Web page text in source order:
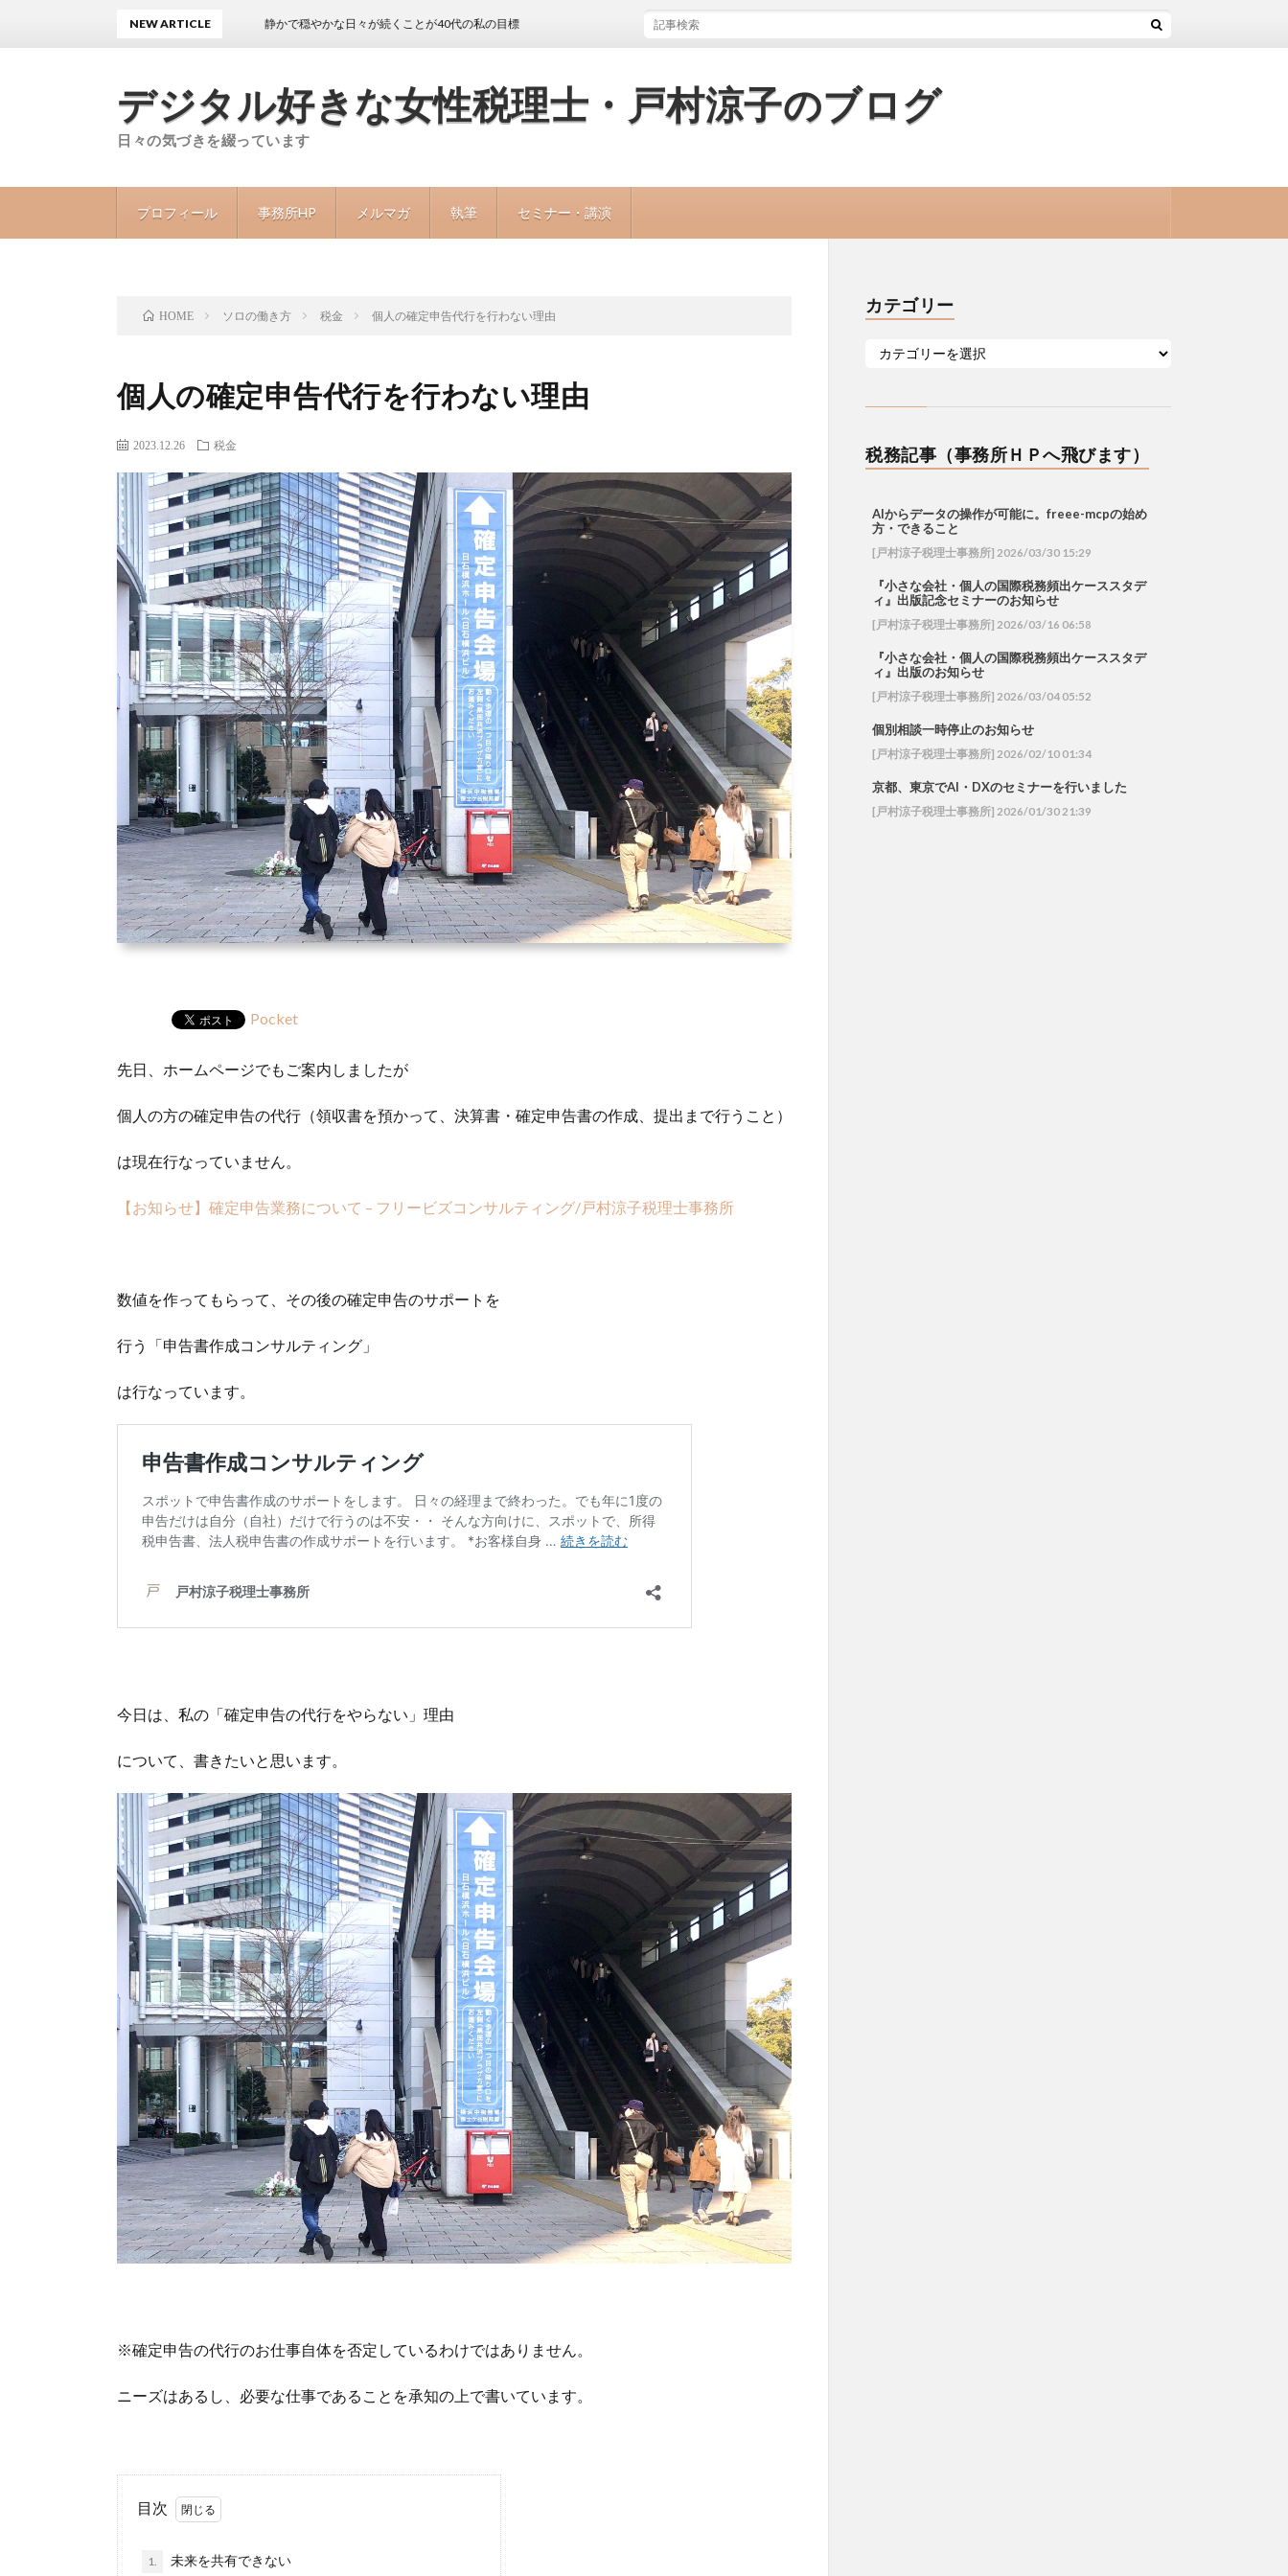
デジタル好きな女性税理士・戸村涼子のブログ
日々の気づきを綴っています
プロフィール 事務所HP メルマガ 執筆 セミナー・講演
NEW ARTICLE静かで穏やかな日々が続くことが40代の私の目標
HOME ソロの働き方 税金 個人の確定申告代行を行わない理由
個人の確定申告代行を行わない理由
2023.12.26 税金
Pocket
先日、ホームページでもご案内しましたが
個人の方の確定申告の代行（領収書を預かって、決算書・確定申告書の作成、提出まで行うこと）
は現在行なっていません。
【お知らせ】確定申告業務について – フリービズコンサルティング/戸村涼子税理士事務所
数値を作ってもらって、その後の確定申告のサポートを
行う「申告書作成コンサルティング」
は行なっています。
今日は、私の「確定申告の代行をやらない」理由
について、書きたいと思います。
※確定申告の代行のお仕事自体を否定しているわけではありません。
ニーズはあるし、必要な仕事であることを承知の上で書いています。
目次
1. 未来を共有できない
カテゴリー
税務記事（事務所ＨＰへ飛びます）
AIからデータの操作が可能に。freee-mcpの始め
方・できること
[戸村涼子税理士事務所] 2026/03/30 15:29
『小さな会社・個人の国際税務頻出ケーススタデ
ィ』出版記念セミナーのお知らせ
[戸村涼子税理士事務所] 2026/03/16 06:58
『小さな会社・個人の国際税務頻出ケーススタデ
ィ』出版のお知らせ
[戸村涼子税理士事務所] 2026/03/04 05:52
個別相談一時停止のお知らせ
[戸村涼子税理士事務所] 2026/02/10 01:34
京都、東京でAI・DXのセミナーを行いました
[戸村涼子税理士事務所] 2026/01/30 21:39